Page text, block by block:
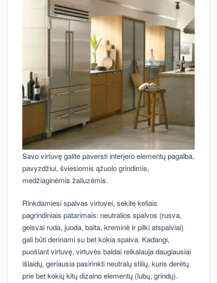
Savo virtuvę galite paversti interjero elementų pagalba,
pavyzdžiui, šviesiomis ąžuolo grindimis,
medžiaginėmis žaliuzėmis.
Rinkdamiesi spalvas virtuvei, sekite keliais
pagrindiniais patarimais: neutralios spalvos (rusva,
gelsvai ruda, juoda, balta, kreminė ir pilki atspalviai)
gali būti derinami su bet kokia spalva. Kadangi,
puošiant virtuvę, virtuvės baldai reikalauja daugiausiai
išlaidų, geriausia pasirinkti neutralų stilių, kuris derėtų
prie bet kokių kitų dizaino elementų (lubų, grindų).